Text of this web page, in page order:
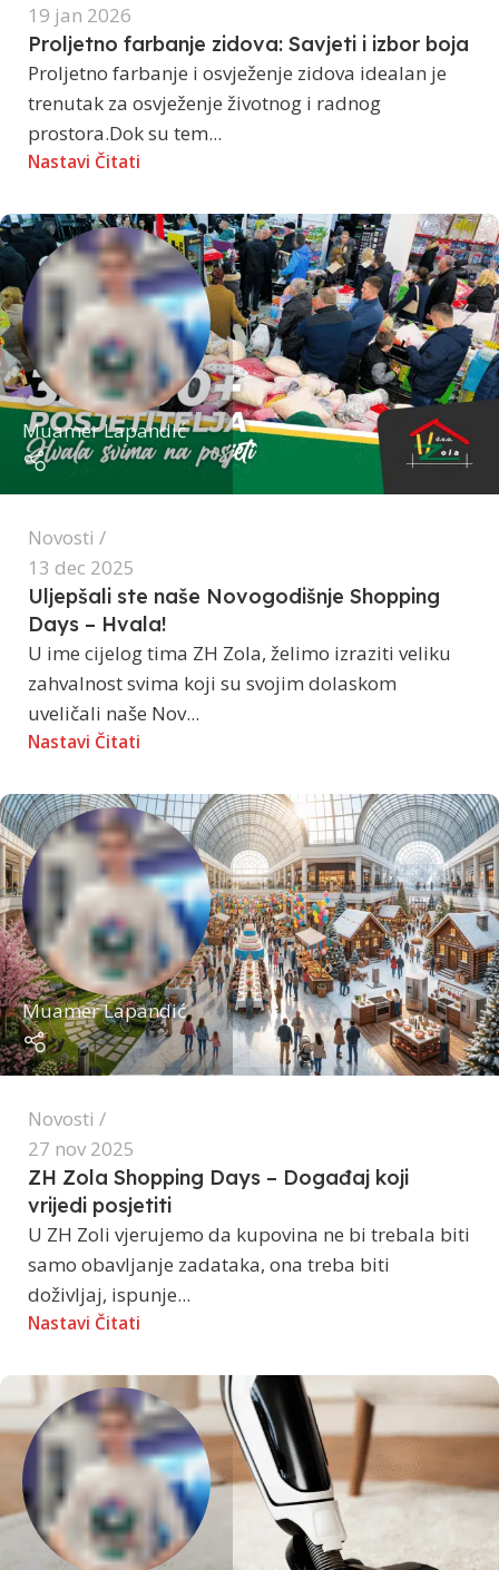
19 jan 2026
Proljetno farbanje zidova: Savjeti i izbor boja
Proljetno farbanje i osvježenje zidova idealan je
trenutak za osvježenje životnog i radnog
prostora.Dok su tem...
Nastavi Čitati
Muamer Lapandić
Novosti
13 dec 2025
Uljepšali ste naše Novogodišnje Shopping
Days – Hvala!
U ime cijelog tima ZH Zola, želimo izraziti veliku
zahvalnost svima koji su svojim dolaskom
uveličali naše Nov...
Nastavi Čitati
Muamer Lapandić
Novosti
27 nov 2025
ZH Zola Shopping Days – Događaj koji
vrijedi posjetiti
U ZH Zoli vjerujemo da kupovina ne bi trebala biti
samo obavljanje zadataka, ona treba biti
doživljaj, ispunje...
Nastavi Čitati